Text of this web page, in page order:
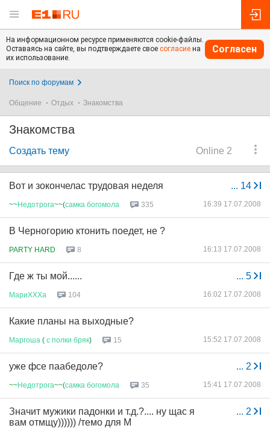
На информационном ресурсе применяются cookie-файлы.
Оставаясь на сайте, вы подтверждаете свое согласие на
их использование.
Согласен
Поиск по форумам
Общение Отдых Знакомства
Знакомства
Online 2
Создать тему
... 14
Вот и зокончелас трудовая неделя
~~Недотрога~~(самка богомола 335 16:39 17.07.2008
В Черногорию ктонить поедет, не ?
PARTY HARD 8 16:13 17.07.2008
... 5
Где ж ты мой......
МариХХХа 104 16:02 17.07.2008
Какие планы на выходные?
Маргоша ( с полки бряк) 15 15:52 17.07.2008
... 2
уже фсе паабедоле?
~~Недотрога~~(самка богомола 35 15:41 17.07.2008
... 2
Значит мужики падонки и т.д.?.... ну щас я
вам отмщу)))))) /темо для М